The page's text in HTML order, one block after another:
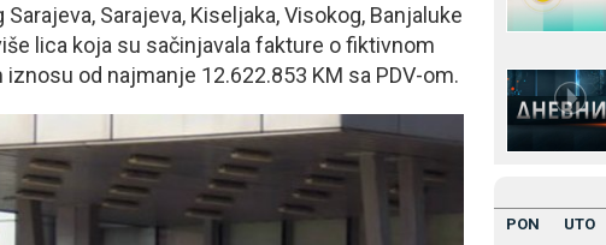
Sarajeva, Kiseljaka, Visokog, Banjaluke
lica koja su sačinjavala fakture o fiktivnom
od najmanje 12.622.853 KM sa PDV-om.
PON UTO